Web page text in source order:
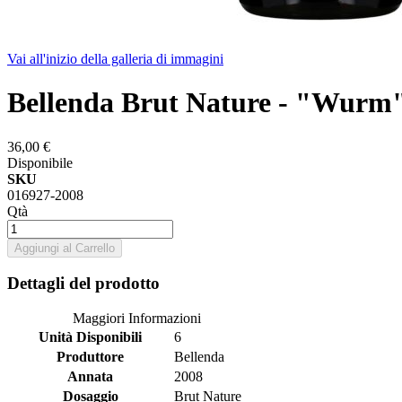
Vai all'inizio della galleria di immagini
Bellenda Brut Nature -
36,00 €
Disponibile
SKU
016927-2008
Qtà
Aggiungi al Carrello
Dettagli del prodotto
Maggiori Informazioni
Unità Disponibili
6
Produttore
Bellenda
Annata
2008
Dosaggio
Brut Nature